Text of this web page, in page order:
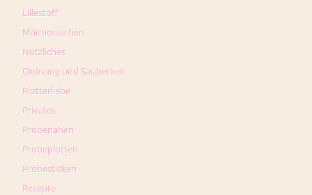
Lillestoff
Männersachen
Nützliches
Ordnung und Sauberkeit
Plotterliebe
Privates
Probenähen
Probeplotten
Probesticken
Rezepte